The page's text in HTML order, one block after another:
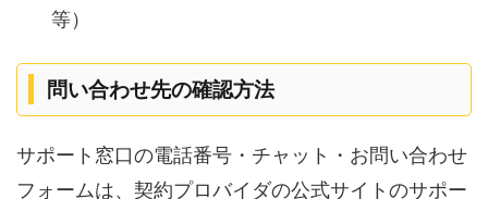
等）
問い合わせ先の確認方法
サポート窓口の電話番号・チャット・お問い合わせ
フォームは、契約プロバイダの公式サイトのサポー